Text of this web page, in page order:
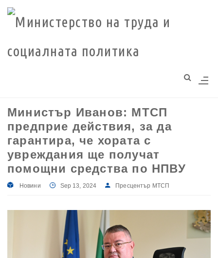
внимание:
достъпност.
Министър Иванов: МТСП
предприе действия, за да
гарантира, че хората с
увреждания ще получат
помощни средства по НПВУ
Новини Sep 13, 2024 Пресцентър МТСП